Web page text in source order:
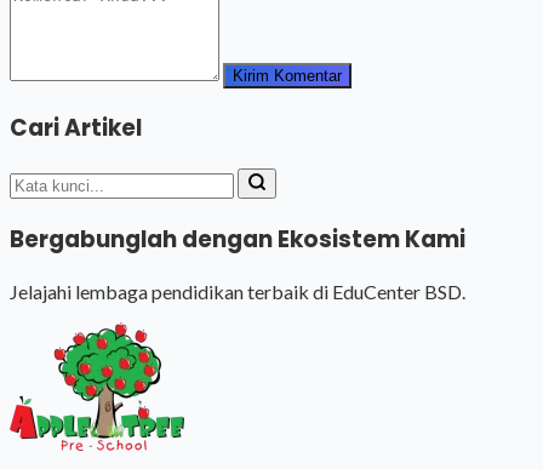
Kirim Komentar
Cari Artikel
Bergabunglah dengan Ekosistem Kami
Jelajahi lembaga pendidikan terbaik di EduCenter BSD.